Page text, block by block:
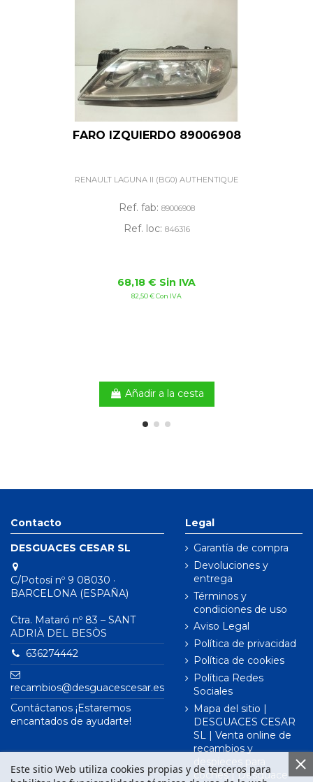
FARO IZQUIERDO 89006908
RENAULT LAGUNA II (BG0) AUTHENTIQUE
Ref. fab: 89006908
Ref. loc: 846316
68,18 € Sin IVA
82,50 € Con IVA
Añadir a la cesta
Contacto
DESGUACES CESAR SL
C/Potosí nº 9 08030 ·
BARCELONA (ESPAÑA)
Ctra. Mataró nº 83 – SANT
ADRIÀ DEL BESÒS
636274442
recambios@desguacescesar.es
Contáctanos ¡Estaremos
encantados de ayudarte!
Legal
Garantía de compra
Devoluciones y
entrega
Términos y
condiciones de uso
Aviso Legal
Política de privacidad
Política de cookies
Política Redes
Sociales
Mapa del sitio |
DESGUACES CESAR
SL | Venta online de
recambios y
despieces para
coches | Desguace
Este sitio Web utiliza cookies propias y de terceros para